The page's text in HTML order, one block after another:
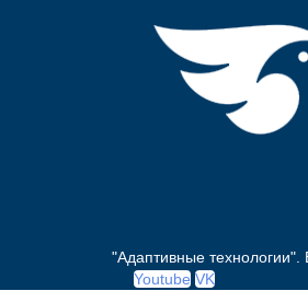
"Адаптивные
Youtube VK